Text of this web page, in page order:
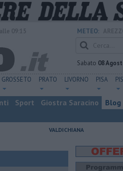
METEO:
Sabato 08
GROSSETO PRATO LIVORNO PISA
Sport Giostra Saracino Blog
VALDICHIANA